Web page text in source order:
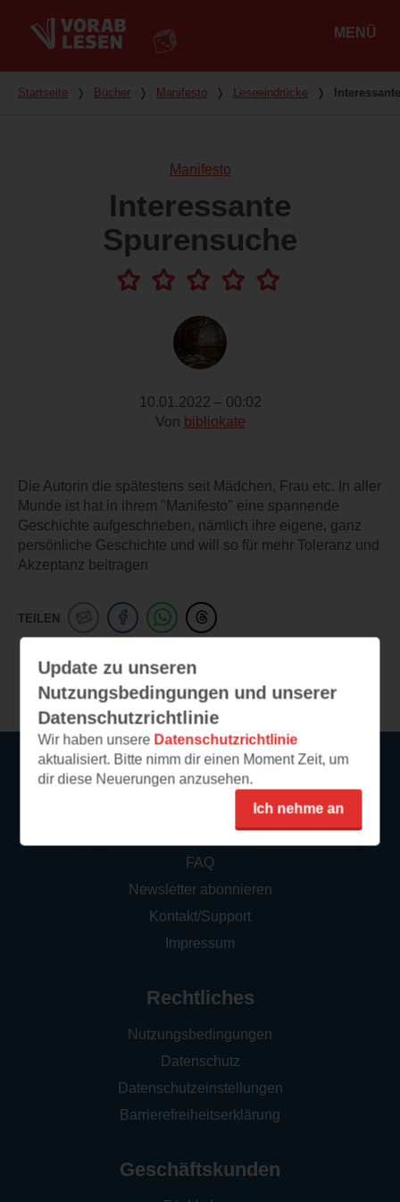
MENÜ
Du bist hier
Startseite ❭ Bücher ❭ Manifesto ❭ Leseeindrücke ❭
Manifesto
Interessante
Spurensuche
10.01.2022 – 00:02
Von bibliokate
Die Autorin die spätestens seit Mädchen, Frau etc. In aller
Munde ist hat in ihrem "Manifesto" eine spannende
Geschichte aufgeschrieben, nämlich ihre eigene, ganz
persönliche Geschichte und will so für mehr Toleranz und
Akzeptanz beitragen
TEILEN
Weitere Leseeindrücke
Update zu unseren
Nutzungsbedingungen und unserer
Datenschutzrichtlinie
Wir haben unsere Datenschutzrichtlinie
aktualisiert. Bitte nimm dir einen Moment Zeit, um
dir diese Neuerungen anzusehen.
Ich nehme an
So funktioniert‘s
FAQ
Newsletter abonnieren
Kontakt/Support
Impressum
Rechtliches
Nutzungsbedingungen
Datenschutz
Datenschutzeinstellungen
Barrierefreiheitserklärung
Geschäftskunden